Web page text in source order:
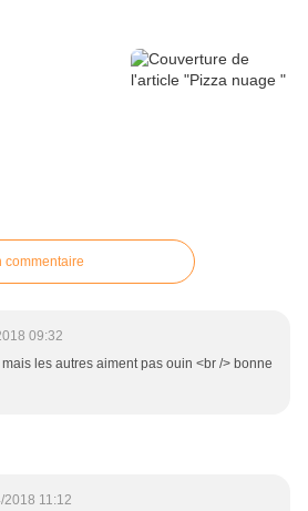
commentaire
09:32
les autres aiment pas ouin <br /> bonne
2018 11:12